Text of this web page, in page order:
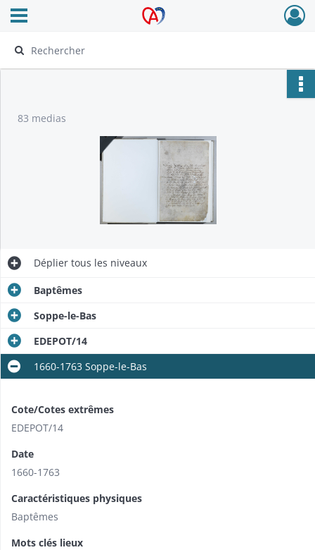
Archives Alsace - Colmar
Ouvrir le menu déroulant
83 medias
Déplier tous les niveaux
Baptêmes
Soppe-le-Bas
EDEPOT/14
1660-1763 Soppe-le-Bas
Cote/Cotes extrêmes
EDEPOT/14
Date
1660-1763
Caractéristiques physiques
Baptêmes
Mots clés lieux